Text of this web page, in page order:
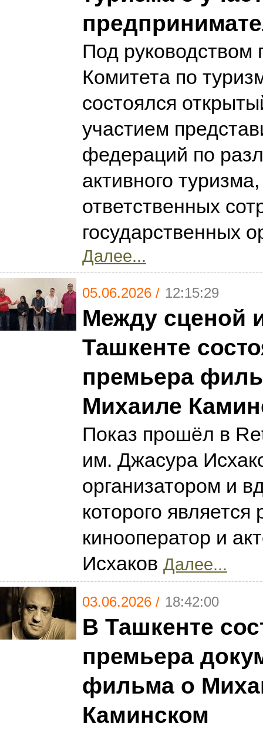
Под руководством
Комитета по
состоялся
участием
федераций по
активного
ответственных
государственных
Далее...
05.06.2026 / 12:15:29
Между сценой
Ташкенте
премьера
Михаиле
Показ прошёл в
им. Джасура
организатором и
которого является
кинооператор и
Исхаков Далее...
03.06.2026 / 18:42:00
В Ташкенте
премьера
фильма о
Каминском